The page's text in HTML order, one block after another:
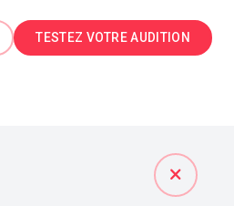
TESTEZ VOTRE AUDITION